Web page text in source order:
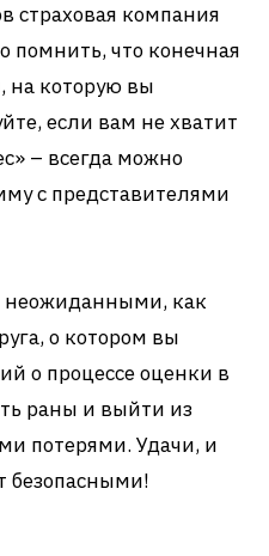
страховая компания
помнить, что конечная
на которую вы
если вам не хватит
– всегда можно
с представителями
неожиданными, как
о котором вы
о процессе оценки в
раны и выйти из
потерями. Удачи, и
безопасными!